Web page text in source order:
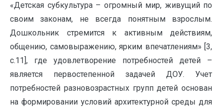
«Детская субкультура – огромный мир, живущий по
своим законам, не всегда понятным взрослым.
Дошкольник стремится к активным действиям,
общению, самовыражению, ярким впечатлениям» [3,
с.11], где удовлетворение потребностей детей –
является первостепенной задачей ДОУ. Учет
потребностей разновозрастных групп детей основан
на формировании условий архитектурной среды для